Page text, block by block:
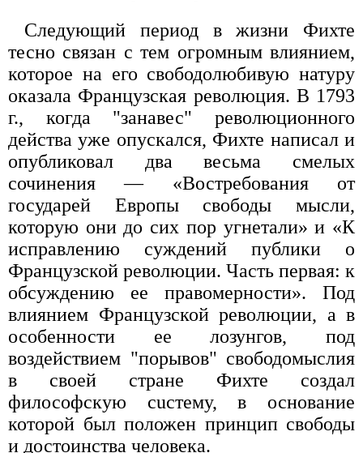
Следующий период в жизни Фихте
тесно связан с тем огромным влиянием,
которое на его свободолюбивую натуру
оказала Французская революция. В 1793
г., когда "занавес" революционного
действа уже опускался, Фихте написал и
опубликовал два весьма смелых
сочинения — «Востребования от
государей Европы свободы мысли,
которую они до сих пор угнетали» и «К
исправлению суждений публики о
Французской революции. Часть первая: к
обсуждению ее правомерности». Под
влиянием Французской революции, а в
особенности ее лозунгов, под
воздействием "порывов" свободомыслия
в своей стране Фихте создал
философскую cuстему, в основание
которой был положен принцип свободы
и достоинства человека.